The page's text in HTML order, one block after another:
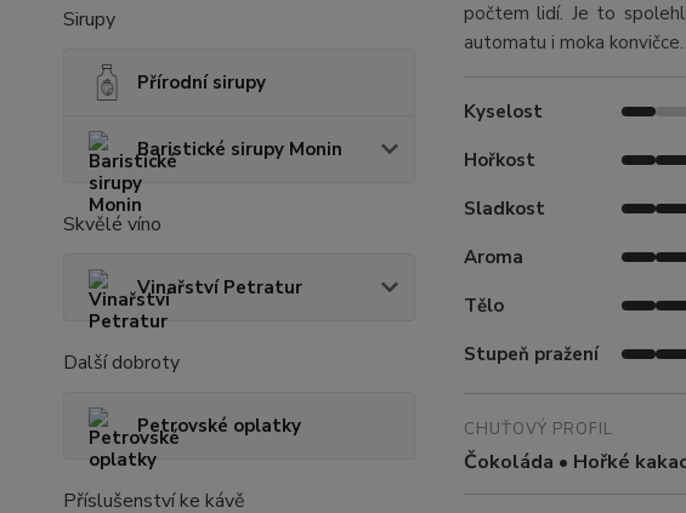
Sirupy
Přírodní sirupy
Baristické sirupy Monin
Skvělé víno
Vinařství Petratur
Další dobroty
Petrovské oplatky
Příslušenství ke kávě
počtem lidí. Je to
automatu i moka konvičce.
Kyselost
Hořkost
Sladkost
Aroma
Tělo
Stupeň pražení
CHUŤOVÝ PROFIL
Čokoláda • Hořké